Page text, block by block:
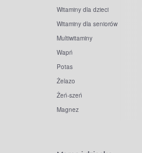
Witaminy dla dzieci
Witaminy dla seniorów
Multiwitaminy
Wapń
Potas
Żelazo
Żeń-szeń
Magnez